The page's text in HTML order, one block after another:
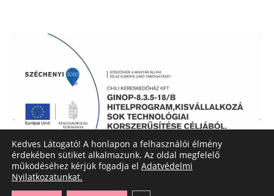
Kedves Látogató! A honlapon a felhasználói élmény
érdekében sütiket alkalmazunk. Az oldal megfelelő
működéséhez kérjük fogadja el Adatvédelmi
Nyilatkozatunkat.